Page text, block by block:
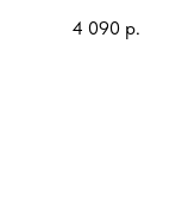
4 090 р.